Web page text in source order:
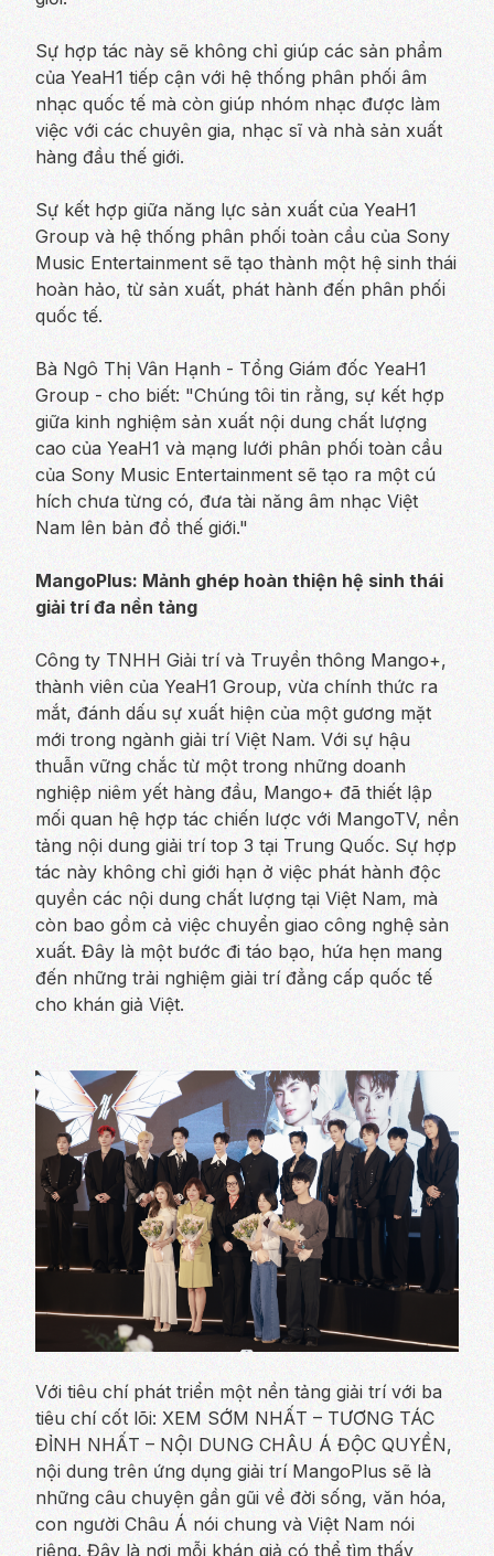
Sự hợp tác này sẽ không chỉ giúp các sản phẩm
của YeaH1 tiếp cận với hệ thống phân phối âm
nhạc quốc tế mà còn giúp nhóm nhạc được làm
việc với các chuyên gia, nhạc sĩ và nhà sản xuất
hàng đầu thế giới.
Sự kết hợp giữa năng lực sản xuất của YeaH1
Group và hệ thống phân phối toàn cầu của Sony
Music Entertainment sẽ tạo thành một hệ sinh thái
hoàn hảo, từ sản xuất, phát hành đến phân phối
quốc tế.
Bà Ngô Thị Vân Hạnh - Tổng Giám đốc YeaH1
Group - cho biết: "Chúng tôi tin rằng, sự kết hợp
giữa kinh nghiệm sản xuất nội dung chất lượng
cao của YeaH1 và mạng lưới phân phối toàn cầu
của Sony Music Entertainment sẽ tạo ra một cú
hích chưa từng có, đưa tài năng âm nhạc Việt
Nam lên bản đồ thế giới."
MangoPlus: Mảnh ghép hoàn thiện hệ sinh thái
giải trí đa nền tảng
Công ty TNHH Giải trí và Truyền thông Mango+,
thành viên của YeaH1 Group, vừa chính thức ra
mắt, đánh dấu sự xuất hiện của một gương mặt
mới trong ngành giải trí Việt Nam. Với sự hậu
thuẫn vững chắc từ một trong những doanh
nghiệp niêm yết hàng đầu, Mango+ đã thiết lập
mối quan hệ hợp tác chiến lược với MangoTV, nền
tảng nội dung giải trí top 3 tại Trung Quốc. Sự hợp
tác này không chỉ giới hạn ở việc phát hành độc
quyền các nội dung chất lượng tại Việt Nam, mà
còn bao gồm cả việc chuyển giao công nghệ sản
xuất. Đây là một bước đi táo bạo, hứa hẹn mang
đến những trải nghiệm giải trí đẳng cấp quốc tế
cho khán giả Việt.
Với tiêu chí phát triển một nền tảng giải trí với ba
tiêu chí cốt lõi: XEM SỚM NHẤT – TƯƠNG TÁC
ĐỈNH NHẤT – NỘI DUNG CHÂU Á ĐỘC QUYỀN,
nội dung trên ứng dụng giải trí MangoPlus sẽ là
những câu chuyện gần gũi về đời sống, văn hóa,
con người Châu Á nói chung và Việt Nam nói
riêng. Đây là nơi mỗi khán giả có thể tìm thấy